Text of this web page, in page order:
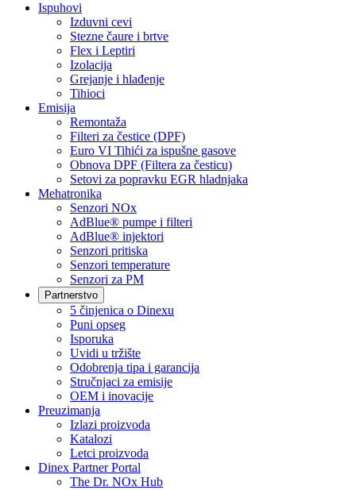
Ispuhovi
Izduvni cevi
Stezne čaure i brtve
Flex i Leptiri
Izolacija
Grejanje i hlađenje
Tihioci
Emisija
Remontaža
Filteri za čestice (DPF)
Euro VI Tihići za ispušne gasove
Obnova DPF (Filtera za česticu)
Setovi za popravku EGR hladnjaka
Mehatronika
Senzori NOx
AdBlue® pumpe i filteri
AdBlue® injektori
Senzori pritiska
Senzori temperature
Senzori za PM
Partnerstvo
5 činjenica o Dinexu
Puni opseg
Isporuka
Uvidi u tržište
Odobrenja tipa i garancija
Stručnjaci za emisije
OEM i inovacije
Preuzimanja
Izlazi proizvoda
Katalozi
Letci proizvoda
Dinex Partner Portal
The Dr. NOx Hub